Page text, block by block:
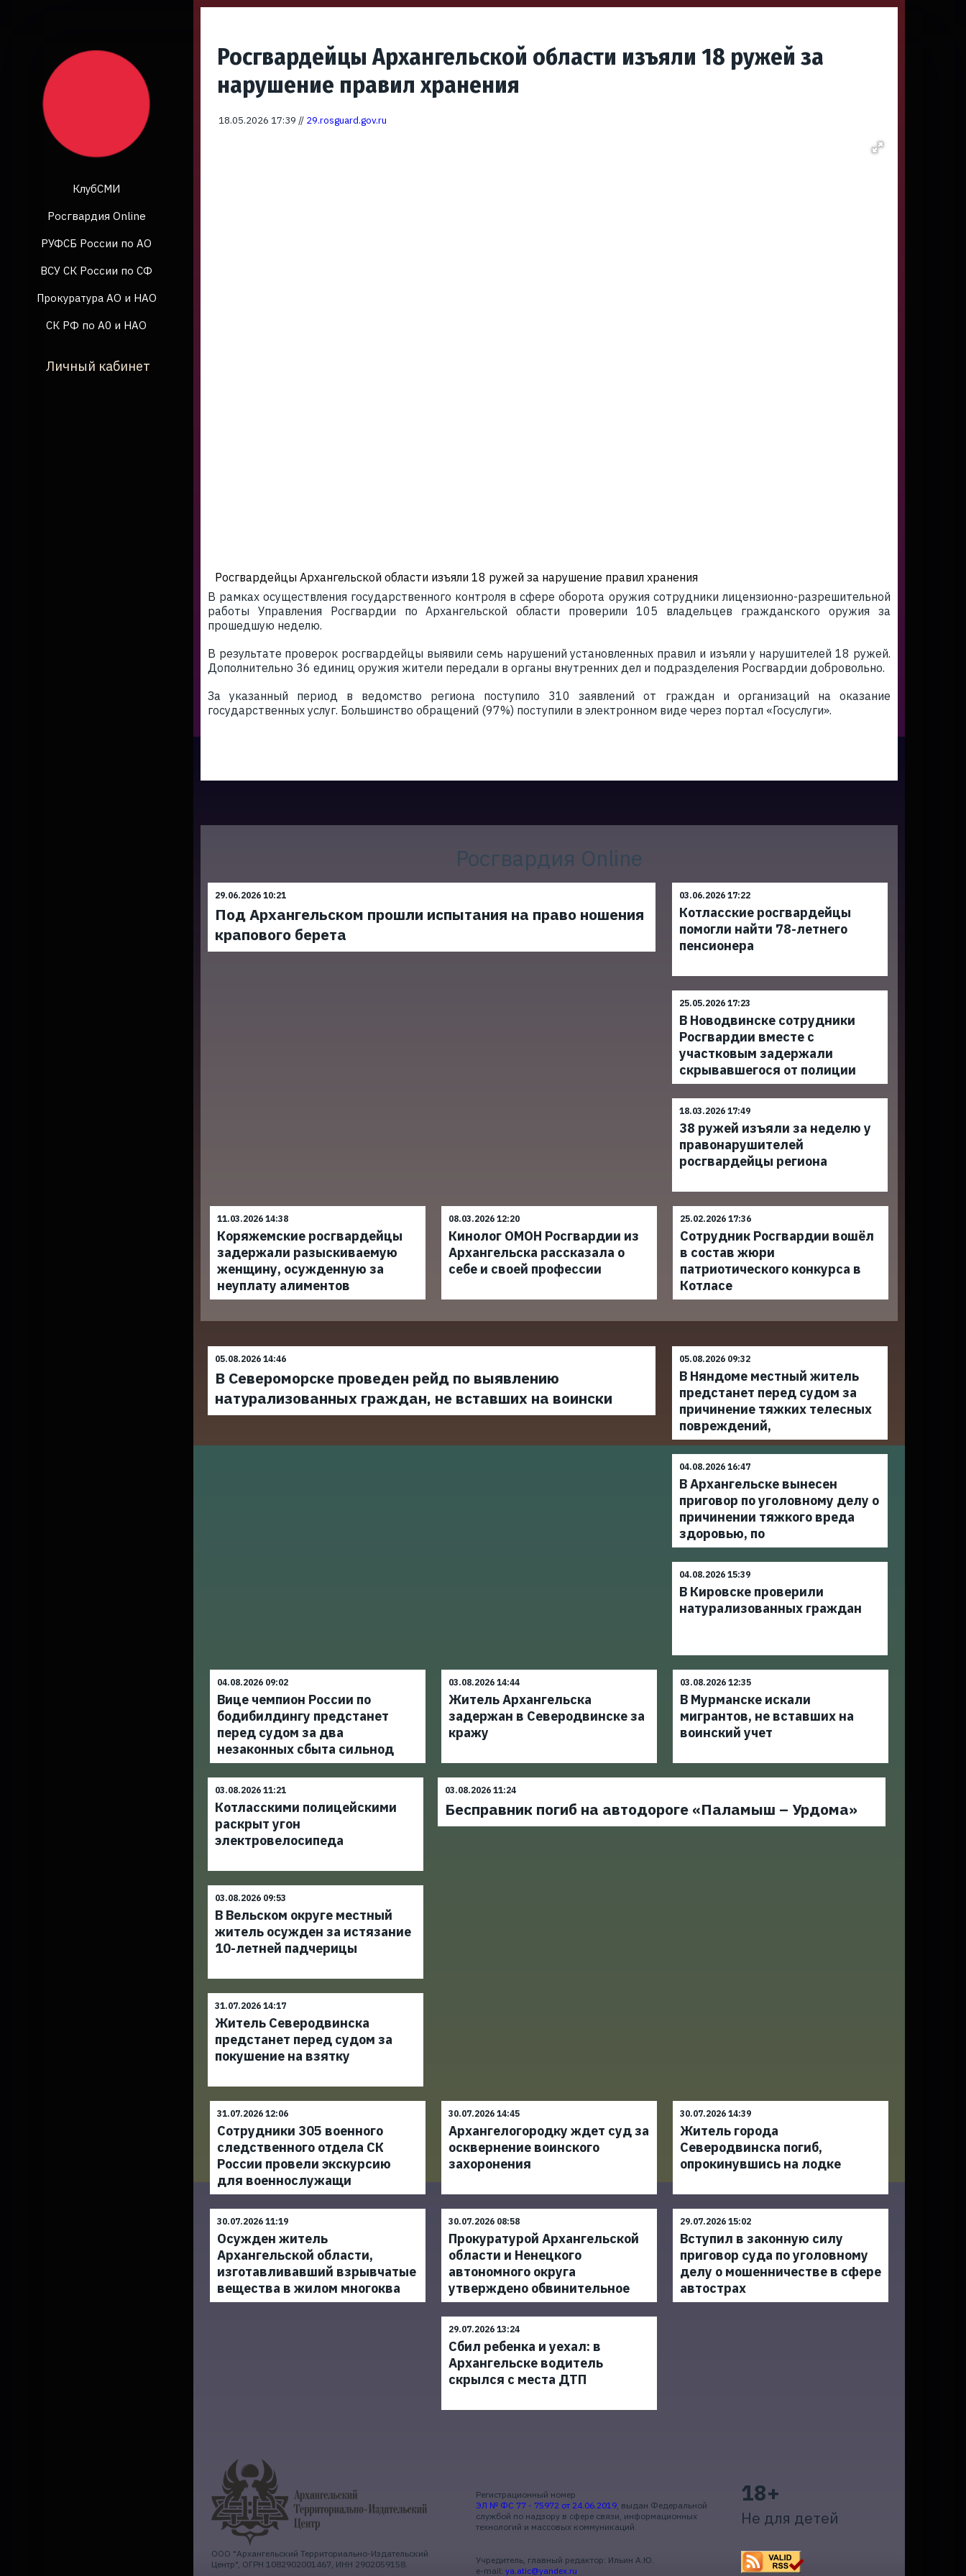
КлубСМИ
Росгвардия Online
РУФСБ России по АО
ВСУ СК России по СФ
Прокуратура АО и НАО
СК РФ по А0 и НАО
Личный кабинет
Росгвардейцы Архангельской области изъяли 18 ружей за
нарушение правил хранения
18.05.2026 17:39 // 29.rosguard.gov.ru
Росгвардейцы Архангельской области изъяли 18 ружей за нарушение правил хранения
В рамках осуществления государственного контроля в сфере оборота оружия сотрудники лицензионно-разрешительной
работы Управления Росгвардии по Архангельской области проверили 105 владельцев гражданского оружия за
прошедшую неделю.
В результате проверок росгвардейцы выявили семь нарушений установленных правил и изъяли у нарушителей 18 ружей.
Дополнительно 36 единиц оружия жители передали в органы внутренних дел и подразделения Росгвардии добровольно.
За указанный период в ведомство региона поступило 310 заявлений от граждан и организаций на оказание
государственных услуг. Большинство обращений (97%) поступили в электронном виде через портал «Госуслуги».
Росгвардия Online
29.06.2026 10:21
Под Архангельском прошли испытания на право ношения
крапового берета
03.06.2026 17:22
Котласские росгвардейцы
помогли найти 78-летнего
пенсионера
25.05.2026 17:23
В Новодвинске сотрудники
Росгвардии вместе с
участковым задержали
скрывавшегося от полиции
18.03.2026 17:49
38 ружей изъяли за неделю у
правонарушителей
росгвардейцы региона
11.03.2026 14:38
Коряжемские росгвардейцы
задержали разыскиваемую
женщину, осужденную за
неуплату алиментов
08.03.2026 12:20
Кинолог ОМОН Росгвардии из
Архангельска рассказала о
себе и своей профессии
25.02.2026 17:36
Сотрудник Росгвардии вошёл
в состав жюри
патриотического конкурса в
Котласе
05.08.2026 14:46
В Североморске проведен рейд по выявлению
натурализованных граждан, не вставших на воински
05.08.2026 09:32
В Няндоме местный житель
предстанет перед судом за
причинение тяжких телесных
повреждений,
04.08.2026 16:47
В Архангельске вынесен
приговор по уголовному делу о
причинении тяжкого вреда
здоровью, по
04.08.2026 15:39
В Кировске проверили
натурализованных граждан
04.08.2026 09:02
Вице чемпион России по
бодибилдингу предстанет
перед судом за два
незаконных сбыта сильнод
03.08.2026 14:44
Житель Архангельска
задержан в Северодвинске за
кражу
03.08.2026 12:35
В Мурманске искали
мигрантов, не вставших на
воинский учет
03.08.2026 11:24
Бесправник погиб на автодороге «Паламыш – Урдома»
03.08.2026 11:21
Котласскими полицейскими
раскрыт угон
электровелосипеда
03.08.2026 09:53
В Вельском округе местный
житель осужден за истязание
10-летней падчерицы
31.07.2026 14:17
Житель Северодвинска
предстанет перед судом за
покушение на взятку
31.07.2026 12:06
Сотрудники 305 военного
следственного отдела СК
России провели экскурсию
для военнослужащи
30.07.2026 14:45
Архангелогородку ждет суд за
осквернение воинского
захоронения
30.07.2026 14:39
Житель города
Северодвинска погиб,
опрокинувшись на лодке
30.07.2026 11:19
Осужден житель
Архангельской области,
изготавливавший взрывчатые
вещества в жилом многоква
30.07.2026 08:58
Прокуратурой Архангельской
области и Ненецкого
автономного округа
утверждено обвинительное
29.07.2026 15:02
Вступил в законную силу
приговор суда по уголовному
делу о мошенничестве в сфере
автострах
29.07.2026 13:24
Сбил ребенка и уехал: в
Архангельске водитель
скрылся с места ДТП
ООО "Архангельский Территориально-Издательский
Центр", ОГРН 1082902001467, ИНН 2902059158.
Регистрационный номер
ЭЛ № ФС 77 - 75972 от 24.06.2019, выдан Федеральной
службой по надзору в сфере связи, информационных
технологий и массовых коммуникаций.
Учредитель, главный редактор: Ильин А.Ю.
e-mail:ya.atic@yandex.ru
18+
Не для детей